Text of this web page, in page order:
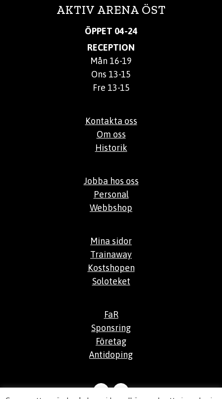
AKTIV ARENA ÖST
ÖPPET 04-24
RECEPTION
Mån 16-19
Ons 13-15
Fre 13-15
Kontakta oss
Om oss
Historik
Jobba hos oss
Personal
Webbshop
Mina sidor
Trainaway
Kostshopen
Soloteket
FaR
Sponsring
Företag
Antidoping